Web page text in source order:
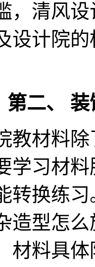
，清风
设计院
第二、
教材料
学习材
转换练
造型怎
材料具